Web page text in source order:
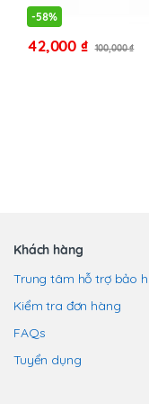
thể
được
chọn
-58%
42,000₫ 100,000₫
Khách hàng
Trung tâm hỗ trợ bảo
Kiểm tra đơn hàng
FAQs
Tuyển dụng